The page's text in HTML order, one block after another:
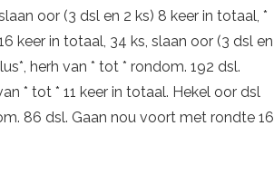
oor (3 dsl en 2 ks) 8 keer in totaal, *
keer in totaal, 34 ks, slaan oor (3 dsl en
herh van * tot * rondom. 192 dsl.
* tot * 11 keer in totaal. Hekel oor dsl
86 dsl. Gaan nou voort met rondte 16